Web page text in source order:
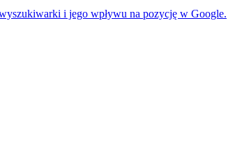
i jego wpływu na pozycję w Google.